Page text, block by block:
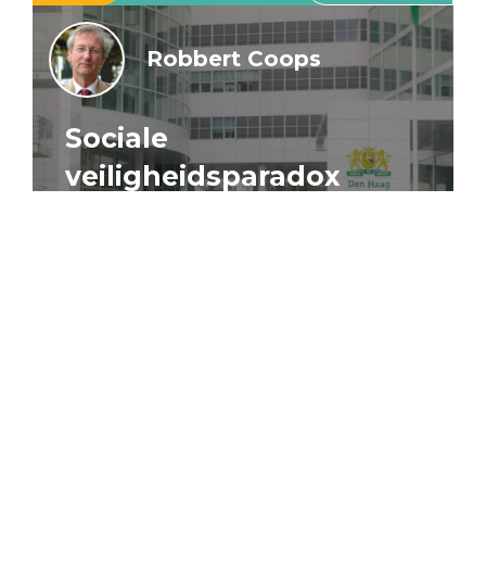
Robbert Coops
Sociale
veiligheidsparadox